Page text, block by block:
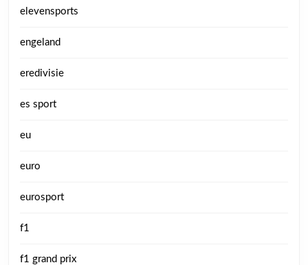
elevensports
engeland
eredivisie
es sport
eu
euro
eurosport
f1
f1 grand prix